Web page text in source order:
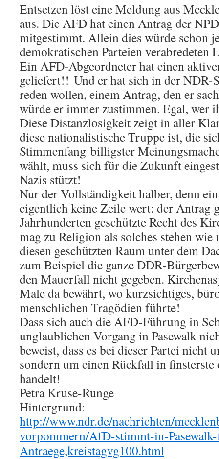
Entsetzen löst eine Meldung aus
aus. Die AFD hat einen Antrag der
mitgestimmt. Allein dies würde schon
demokratischen Parteien verabredeten
Ein AFD-Abgeordneter hat einen
geliefert!! Und er hat sich in der NDR-
reden wollen, einem Antrag, den er
würde er immer zustimmen. Egal, wer
Diese Distanzlosigkeit zeigt in aller
diese nationalistische Truppe ist, die
Stimmenfang billigster
wählt, muss sich für die Zukunft
Nazis stützt!
Nur der Vollständigkeit halber, denn
eigentlich keine Zeile wert: der Antrag
Jahrhunderten geschützte Recht des
mag zu Religion als solches stehen
diesen geschützten Raum unter dem
zum Beispiel die ganze DDR-
den Mauerfall nicht gegeben.
Male da bewährt, wo kurzsichtiges,
menschlichen Tragödien führte!
Dass sich auch die AFD-Führung in
unglaublichen Vorgang in Pasewalk
beweist, dass es bei dieser Partei nicht
sondern um einen Rückfall in finsterste
handelt!
Petra Kruse-Runge
Hintergrund:
http://www.ndr.de/nachrichten/
vorpommern/AfD-stimmt-in-
Antraege,kreistagvg100.html